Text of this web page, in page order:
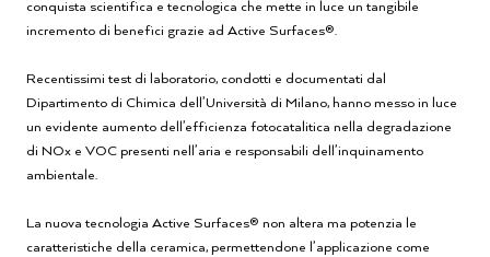
conquista scientifica e tecnologica che mette in luce un tangibile
incremento di benefici grazie ad Active Surfaces®.
Recentissimi test di laboratorio, condotti e documentati dal
Dipartimento di Chimica dell’Università di Milano, hanno messo in luce
un evidente aumento dell’efficienza fotocatalitica nella degradazione
di NOx e VOC presenti nell’aria e responsabili dell’inquinamento
ambientale.
La nuova tecnologia Active Surfaces® non altera ma potenzia le
caratteristiche della ceramica, permettendone l’applicazione come